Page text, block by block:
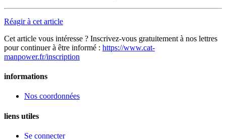
Réagir à cet article
Cet article vous intéresse ? Inscrivez-vous gratuitement à nos lettres
pour continuer à être informé : https://www.cat-
manpower.fr/inscription
informations
Nos coordonnées
liens utiles
Se connecter